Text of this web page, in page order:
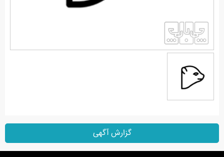
گزارش آگهی